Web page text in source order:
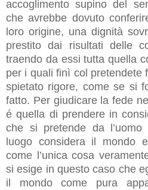
accoglimento supino del
che avrebbe dovuto
loro origine, una dignità
prestito dai risultati delle
traendo da essi tutta quella
per i quali finì col pretendete
spietato rigore, come se si
fatto. Per giudicare la fede
é quella di prendere in
che si pretende da
luogo considera il mondo
come l’unica cosa
si esige in questo caso che
il mondo come pura